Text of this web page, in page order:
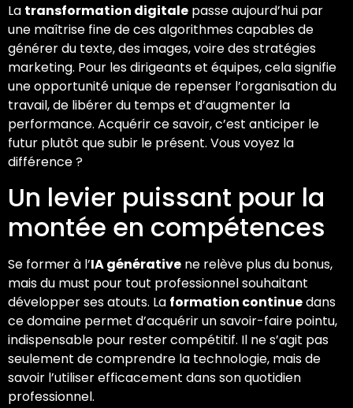
La transformation digitale passe aujourd’hui par
une maîtrise fine de ces algorithmes capables de
générer du texte, des images, voire des stratégies
marketing. Pour les dirigeants et équipes, cela signifie
une opportunité unique de repenser l’organisation du
travail, de libérer du temps et d’augmenter la
performance. Acquérir ce savoir, c’est anticiper le
futur plutôt que subir le présent. Vous voyez la
différence ?
Un levier puissant pour la
montée en compétences
Se former à l’IA générative ne relève plus du bonus,
mais du must pour tout professionnel souhaitant
développer ses atouts. La formation continuedans
ce domaine permet d’acquérir un savoir-faire pointu,
indispensable pour rester compétitif. Il ne s’agit pas
seulement de comprendre la technologie, mais de
savoir l’utiliser efficacement dans son quotidien
professionnel.